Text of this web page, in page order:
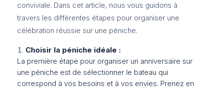
conviviale. Dans cet article, nous vous guidons à
travers les différentes étapes pour organiser une
célébration réussie sur une péniche.
Choisir la péniche idéale :
La première étape pour organiser un anniversaire sur
une péniche est de sélectionner le bateau qui
correspond à vos besoins et à vos envies. Prenez en